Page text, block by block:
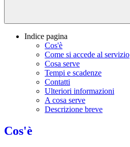
Indice pagina
Cos'è
Come si accede al servizio
Cosa serve
Tempi e scadenze
Contatti
Ulteriori informazioni
A cosa serve
Descrizione breve
Cos'è